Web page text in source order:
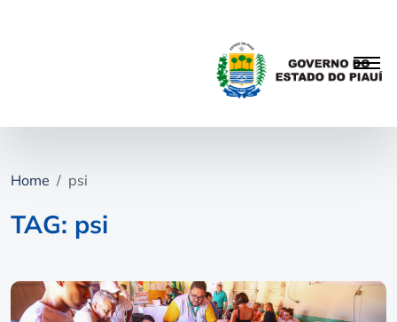
Home psi
TAG: psi